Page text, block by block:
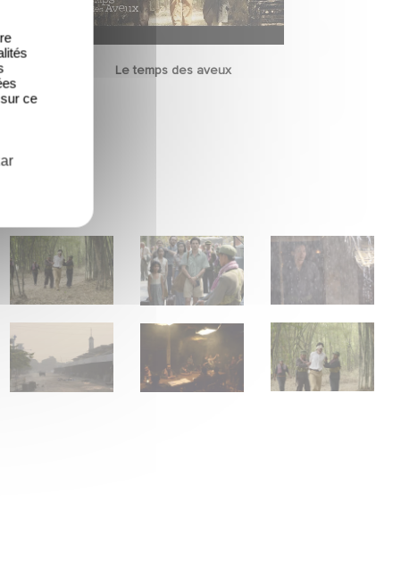
Le temps des aveux
ce